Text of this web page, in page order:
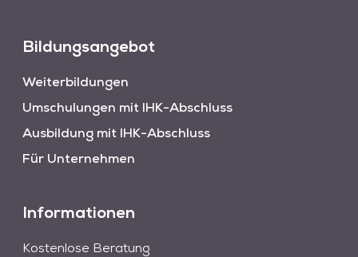
Bildungsangebot
Weiterbildungen
Umschulungen mit IHK-Abschluss
Ausbildung mit IHK-Abschluss
Für Unternehmen
Informationen
Kostenlose Beratung